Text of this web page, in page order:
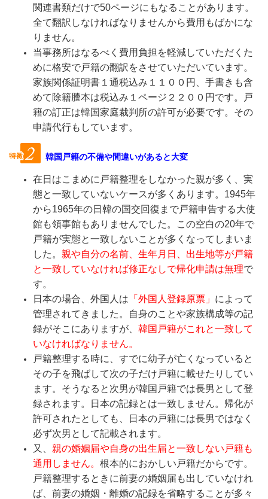
関連書類だけで50ページにもなることがあります。
全て翻訳しなければなりませんから費用もばかにな
りません。
当事務所はなるべく費用負担を軽減していただくた
めに格安で戸籍の翻訳をさせていただいています。
家族関係証明書１ 通税込み１１００ 円、手書きも含
めて除籍謄本は税込み１ページ２２００円です。戸
籍の訂正は韓国家庭裁判所の許可が必要です。その
申請代行もしています。
韓国戸籍の不備や間違いがあると大変
在日はこまめに戸籍整理をしなかった親が多く、実
態と一致していないケースが多くあります。1945年
から1965年の日韓の国交回復まで戸籍申告する大使
館も領事館もありませんでした。この空白の20年で
戸籍が実態と一致しないことが多くなってしまいま
した。 親や自分の名前、生年月日、出生地等が戸籍
と一致していなければ修正なしで帰化申請は無理で
す。
日本の場合、外国人は 「外国人登録原票」 によって
管理されてきました。自身のことや家族構成等の記
録がそこにありますが、 韓国戸籍がこれと一致して
いなければなりません。
戸籍整理する時に、すでに幼子が亡くなっていると
その子を飛ばして次の子だけ戸籍に載せたりしてい
ます。そうなると次男が韓国戸籍では長男として登
録されます。日本の記録とは一致しません。帰化が
許可されたとしても、日本の戸籍には長男ではなく
必ず次男として記載されます。
又、 親の婚姻届や自身の出生届と一致しない戸籍も
通用しません。 根本的におかしい戸籍だからです。
戸籍整理するときに前妻の婚姻届も出していなけれ
ば、前妻の婚姻・離婚の記録を省略することが多々